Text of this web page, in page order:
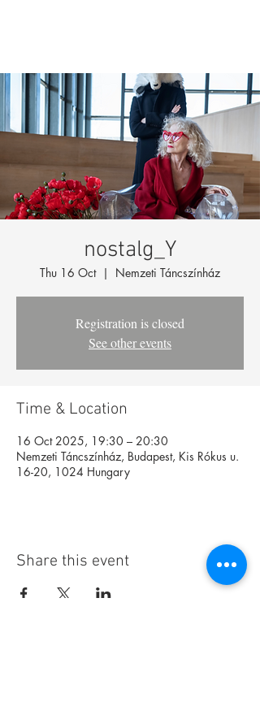
nostalg_Y
Thu 16 Oct
  |
Nemzeti Táncszínház
Registration is closed
See other events
Time & Location
16 Oct 2025, 19:30 – 20:30
Nemzeti Táncszínház, Budapest, Kis Rókus u.
16-20, 1024 Hungary
Share this event